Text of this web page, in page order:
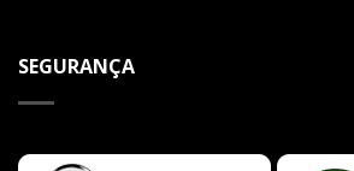
SEGURANÇA